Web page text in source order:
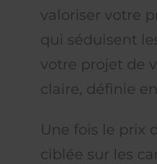
valoriser votre
qui séduisent
votre projet de
claire, définie
Une fois le prix
ciblée sur les